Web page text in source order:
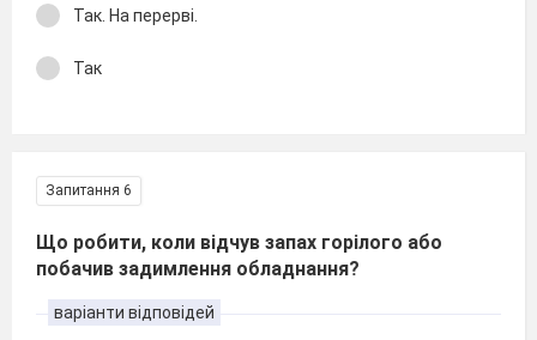
Так. На перерві.
Так
Запитання 6
Що робити, коли відчув запах горілого або
побачив задимлення обладнання?
варіанти відповідей